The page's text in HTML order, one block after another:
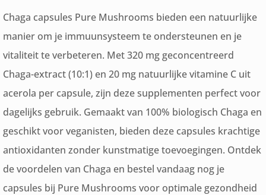
was:
€19,95.
is:
€16,95.
Chaga capsules Pure Mushrooms bieden een natuurlijke
manier om je immuunsysteem te ondersteunen en je
vitaliteit te verbeteren. Met 320 mg geconcentreerd
Chaga-extract (10:1) en 20 mg natuurlijke vitamine C uit
acerola per capsule, zijn deze supplementen perfect voor
dagelijks gebruik. Gemaakt van 100% biologisch Chaga en
geschikt voor veganisten, bieden deze capsules krachtige
antioxidanten zonder kunstmatige toevoegingen. Ontdek
de voordelen van Chaga en bestel vandaag nog je
capsules bij Pure Mushrooms voor optimale gezondheid